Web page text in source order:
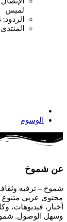
لميس
الردود: 14
الوسوم
عن شموخ
محتوى عربي متنوع
أخبار، فيديوهات،
وسهل الوصول.